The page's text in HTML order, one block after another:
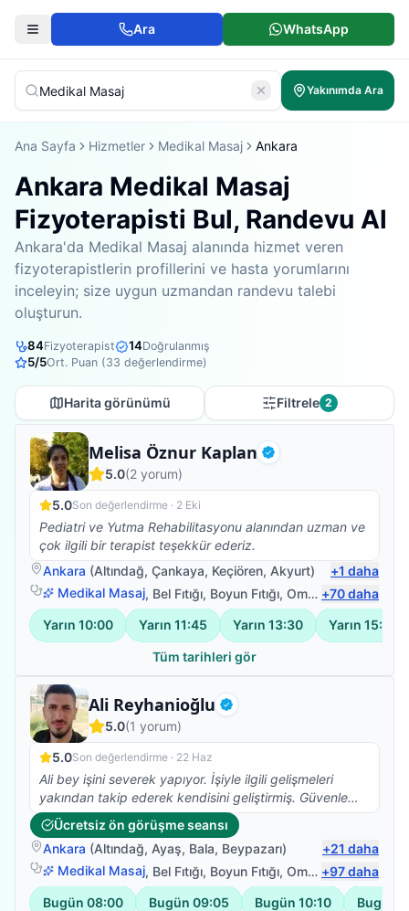
Ara WhatsApp
Yakınımda Ara
Ana Sayfa Hizmetler Medikal Masaj Ankara
Ankara Medikal Masaj
Fizyoterapisti Bul, Randevu Al
Ankara'da Medikal Masaj alanında hizmet veren
fizyoterapistlerin profillerini ve hasta yorumlarını
inceleyin; size uygun uzmandan randevu talebi
oluşturun.
84Fizyoterapist 14Doğrulanmış
5/5Ort. Puan (33 değerlendirme)
Harita görünümü Filtrele 2
Melisa Öznur Kaplan Doğrulanmış
Fizyoterapist
5.0(2 yorum)
5.0Son değerlendirme · 2 Eki
Pediatri ve Yutma Rehabilitasyonu alanından uzman ve
çok ilgili bir terapist teşekkür ederiz.
Ankara (Altındağ, Çankaya, Keçiören, Akyurt) +1 daha
Medikal Masaj, Bel Fıtığı, Boyun Fıtığı, Omuz Bağ Yaralanması +70daha
Yarın 10:00 Yarın 11:45 Yarın 13:30 Yarın 15:15
Tüm tarihleri gör
Ali Reyhanioğlu Doğrulanmış
Uzman Fizyoterapist
5.0(1 yorum)
5.0Son değerlendirme · 22 Haz
Ali bey işini severek yapıyor. İşiyle ilgili gelişmeleri
yakından takip ederek kendisini geliştirmiş. Güvenle
tedavi olabilirsiniz. Ben memnun kaldım.
Ücretsiz ön görüşme seansı
Ankara (Altındağ, Ayaş, Bala, Beypazarı) +21 daha
Medikal Masaj, Bel Fıtığı, Boyun Fıtığı, Omuz Bağ Yaralanması +97daha
Bugün 08:00 Bugün 09:05 Bugün 10:10 Bugün